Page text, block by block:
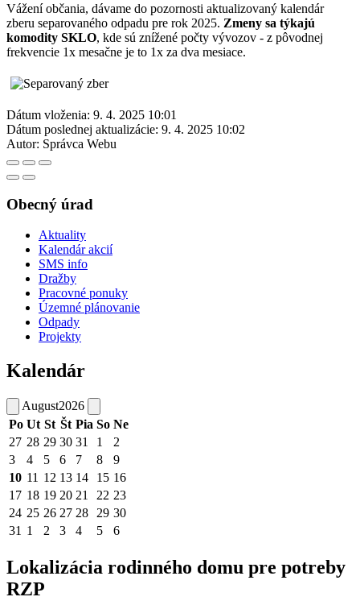
Vážení občania, dávame do pozornosti aktualizovaný kalendár
zberu separovaného odpadu pre rok 2025. Zmeny sa týkajú
komodity SKLO, kde sú znížené počty vývozov - z pôvodnej
frekvencie 1x mesačne je to 1x za dva mesiace.
Dátum vloženia: 9. 4. 2025 10:01
Dátum poslednej aktualizácie: 9. 4. 2025 10:02
Autor: Správca Webu
Obecný úrad
Aktuality
Kalendár akcií
SMS info
Dražby
Pracovné ponuky
Územné plánovanie
Odpady
Projekty
Kalendár
August2026
Po Ut St Št Pia So Ne
27 28 29 30 31 1
2
3
4 5 6 7 8
9
10 11 12 13 14 15 16
17 18 19 20 21 22 23
24 25 26 27 28 29 30
31 1 2 3 4 5 6
Lokalizácia rodinného domu pre potreby
RZP